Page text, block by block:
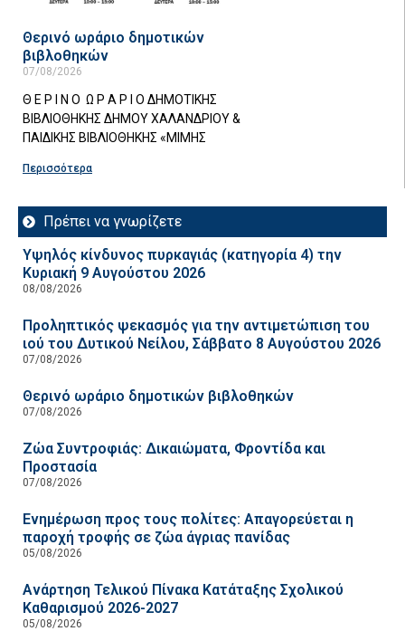
Θερινό ωράριο δημοτικών
βιβλοθηκών
07/08/2026
Θ Ε Ρ Ι Ν Ο Ω Ρ Α Ρ Ι Ο ΔΗΜΟΤΙΚΗΣ
ΒΙΒΛΙΟΘΗΚΗΣ ΔΗΜΟΥ ΧΑΛΑΝΔΡΙΟΥ &
ΠΑΙΔΙΚΗΣ ΒΙΒΛΙΟΘΗΚΗΣ «ΜΙΜΗΣ
Περισσότερα
Πρέπει να γνωρίζετε
Υψηλός κίνδυνος πυρκαγιάς (κατηγορία 4) την
Κυριακή 9 Αυγούστου 2026
08/08/2026
Προληπτικός ψεκασμός για την αντιμετώπιση του
ιού του Δυτικού Νείλου, Σάββατο 8 Αυγούστου 2026
07/08/2026
Θερινό ωράριο δημοτικών βιβλοθηκών
07/08/2026
Ζώα Συντροφιάς: Δικαιώματα, Φροντίδα και
Προστασία
07/08/2026
Ενημέρωση προς τους πολίτες: Απαγορεύεται η
παροχή τροφής σε ζώα άγριας πανίδας
05/08/2026
Ανάρτηση Τελικού Πίνακα Κατάταξης Σχολικού
Καθαρισμού 2026-2027
05/08/2026